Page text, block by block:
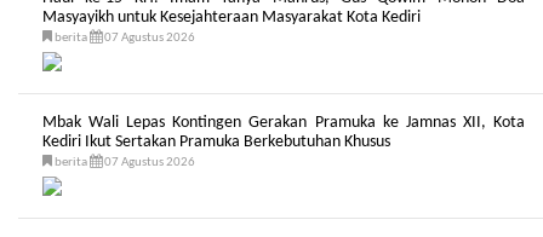
Masyayikh untuk Kesejahteraan Masyarakat Kota Kediri
berita 07 Agustus 2026
Mbak Wali Lepas Kontingen Gerakan Pramuka ke Jamnas XII, Kota
Kediri Ikut Sertakan Pramuka Berkebutuhan Khusus
berita 07 Agustus 2026